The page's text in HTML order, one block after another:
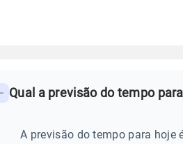
Qual a previsão do tempo
A previsão do tempo para hoje